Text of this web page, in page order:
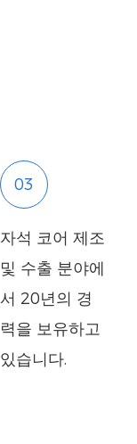
03
자석 코어 제조
및 수출 분야에
서 20년의 경
력을 보유하고
있습니다.